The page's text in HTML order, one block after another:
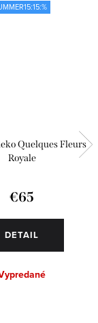
Quelques Fleurs
Royale
€65
DETAIL